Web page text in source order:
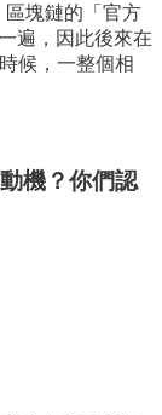
區塊鏈的「官方
遍，因此後來在
候，一整個相
機？你們認